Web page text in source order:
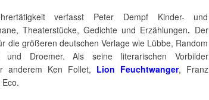
verfasst Peter Dempf Kinder- und
Theaterstücke, Gedichte und Erzählungen. Der
die größeren deutschen Verlage wie Lübbe, Random
und Droemer. Als seine literarischen Vorbilder
anderem Ken Follet, Lion Feuchtwanger, Franz